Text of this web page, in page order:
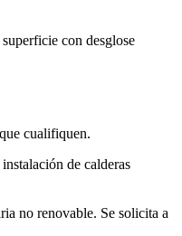
con desglose
cualifiquen.
de calderas
no renovable. Se solicita a